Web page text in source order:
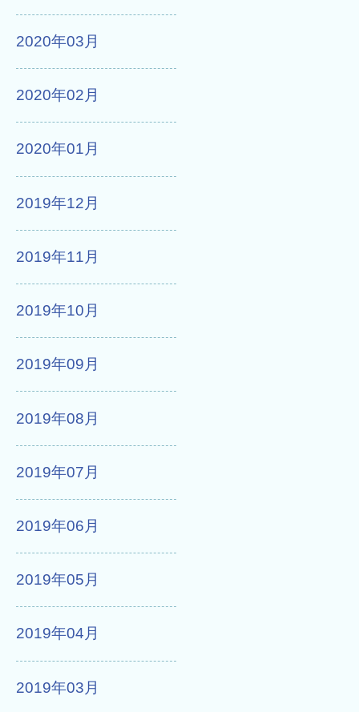
2020年03月
2020年02月
2020年01月
2019年12月
2019年11月
2019年10月
2019年09月
2019年08月
2019年07月
2019年06月
2019年05月
2019年04月
2019年03月